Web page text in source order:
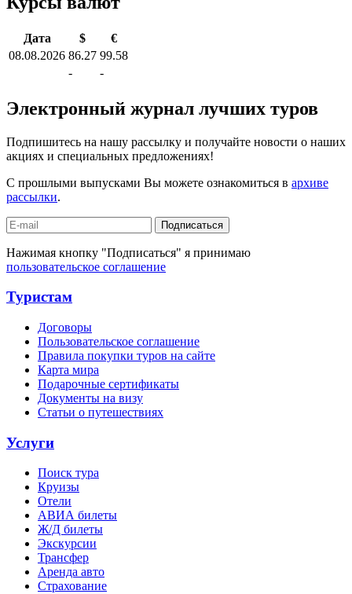
Дата $
€
08.08.2026 86.27 99.58
-
-
Электронный журнал лучших туров
Подпишитесь на нашу рассылку и получайте новости о наших
акциях и специальных предложениях!
С прошлыми выпусками Вы можете ознакомиться в архиве
рассылки.
Подписаться
Нажимая кнопку "Подписаться" я принимаю
пользовательское соглашение
Туристам
Договоры
Пользовательское соглашение
Правила покупки туров на сайте
Карта мира
Подарочные сертификаты
Документы на визу
Статьи о путешествиях
Услуги
Поиск тура
Круизы
Отели
АВИА билеты
Ж/Д билеты
Экскурсии
Трансфер
Аренда авто
Страхование